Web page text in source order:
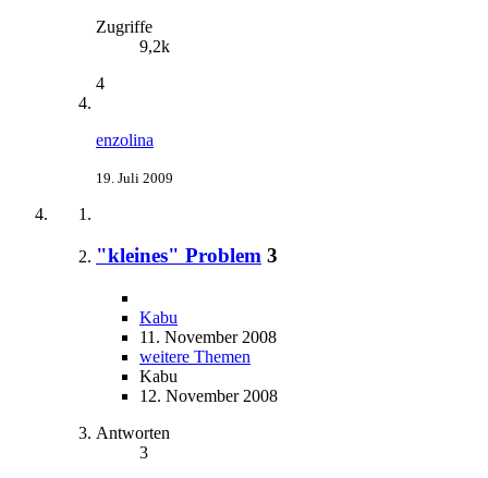
Zugriffe
9,2k
4
enzolina
19. Juli 2009
"kleines" Problem 3
Kabu
11. November 2008
weitere Themen
Kabu
12. November 2008
Antworten
3